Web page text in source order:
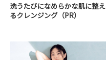
洗うたびになめらかな肌に整え
るクレンジング（PR）